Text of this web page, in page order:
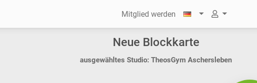
Mitglied werden
Neue Blockkarte
ausgewähltes Studio: TheosGym Aschersleben